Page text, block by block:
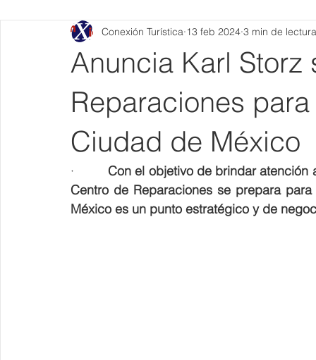
Anuncia Karl Storz
Reparaciones
Ciudad de México
Conexión Turística 13 feb 2024 3 min de lectura
· Con el objetivo de brindar
Centro de Reparaciones se prepara
México es un punto estratégico y de